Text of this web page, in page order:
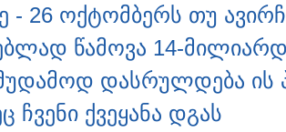
26 ოქტომბერს თუ
წამოვა 14-
დასრულდება ის
ჩვენი ქვეყანა დგას